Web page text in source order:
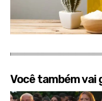
Você também vai